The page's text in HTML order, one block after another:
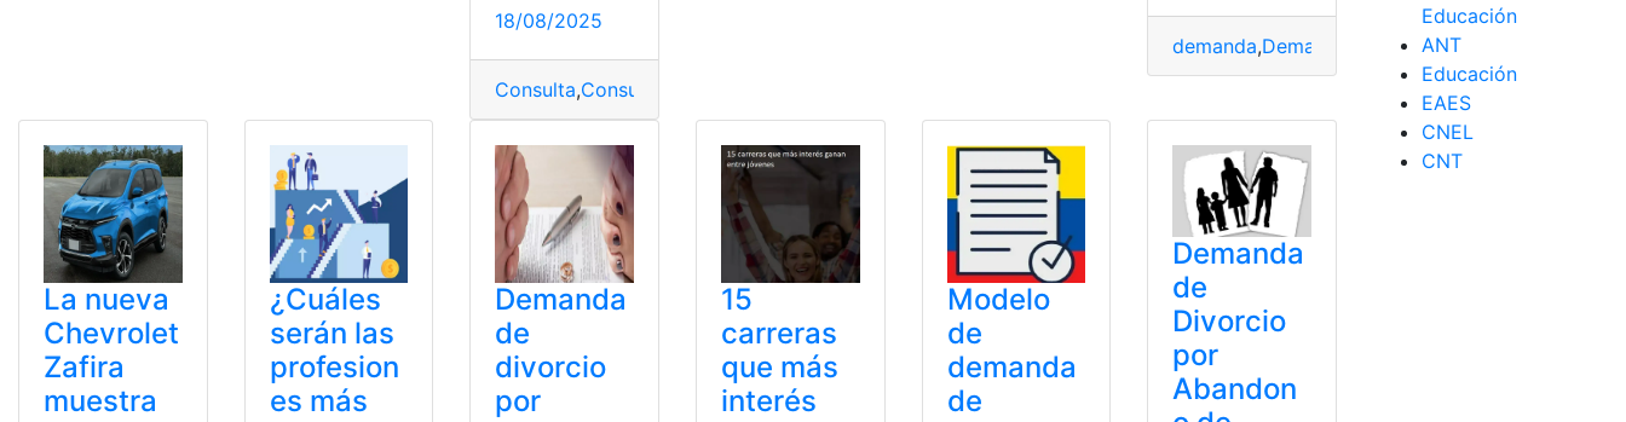
18/08/2025
Consulta,Consulta online
demanda,Demanda de alimentos
La nueva
Chevrolet
Zafira
muestra
¿Cuáles
serán las
profesion
es más
Demanda
de
divorcio
por
15
carreras
que más
interés
Modelo
de
demanda
de
Demanda
de
Divorcio
por
Abandon
Educación
ANT
Educación
EAES
CNEL
CNT